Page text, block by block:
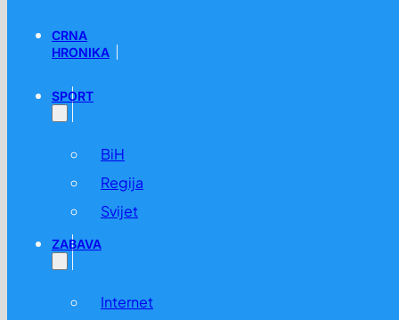
CRNA
HRONIKA
SPORT
BiH
Regija
Svijet
ZABAVA
Internet